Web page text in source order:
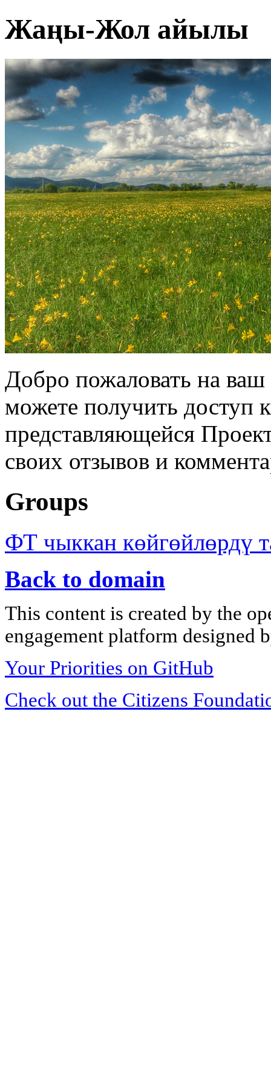
Жаңы-Жол айылы
Добро пожаловать на
можете получить доступ
представляющейся
своих отзывов и
Groups
ФТ чыккан көйгөйлөрдү
Back to domain
This content is created by the
engagement platform designed
Your Priorities on GitHub
Check out the Citizens